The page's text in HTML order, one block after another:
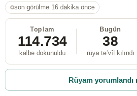
son görülme 16 dakika önce
Toplam
114.734
kalbe dokunuldu
Bugün
38
rüya te’vîl kılındı
Rüyam yorumlandı